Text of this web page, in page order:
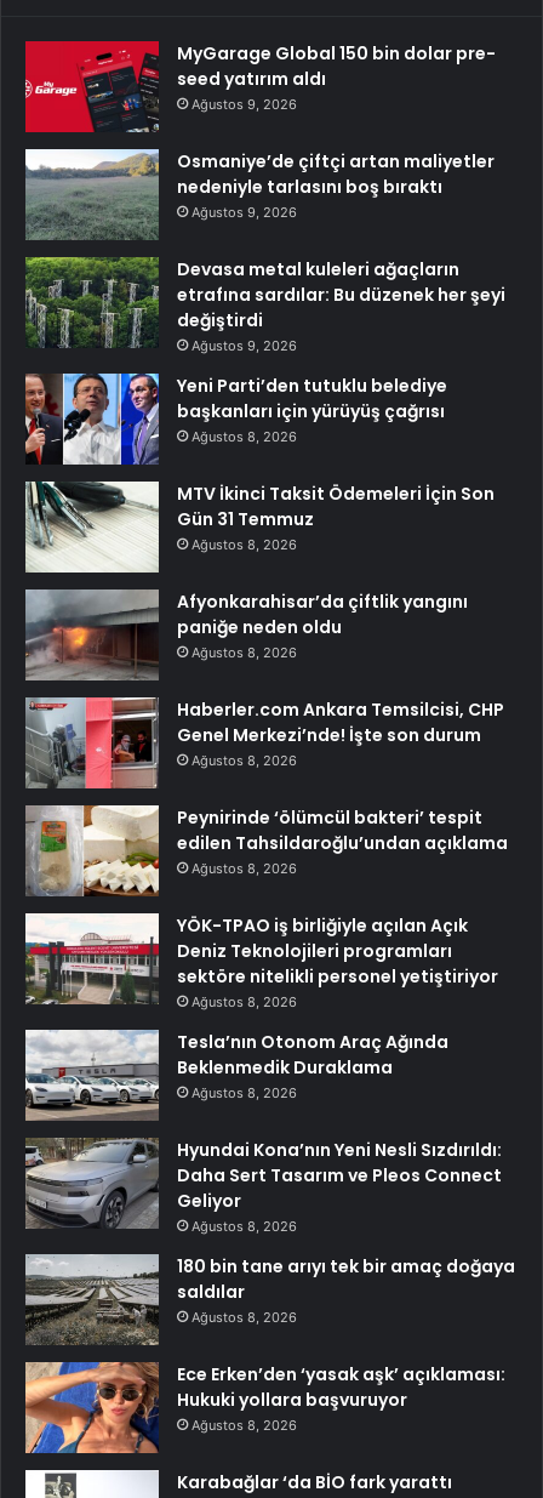
MyGarage Global 150 bin dolar pre-
seed yatırım aldı
Ağustos 9, 2026
Osmaniye’de çiftçi artan maliyetler
nedeniyle tarlasını boş bıraktı
Ağustos 9, 2026
Devasa metal kuleleri ağaçların
etrafına sardılar: Bu düzenek her şeyi
değiştirdi
Ağustos 9, 2026
Yeni Parti’den tutuklu belediye
başkanları için yürüyüş çağrısı
Ağustos 8, 2026
MTV İkinci Taksit Ödemeleri İçin Son
Gün 31 Temmuz
Ağustos 8, 2026
Afyonkarahisar’da çiftlik yangını
paniğe neden oldu
Ağustos 8, 2026
Haberler.com Ankara Temsilcisi, CHP
Genel Merkezi’nde! İşte son durum
Ağustos 8, 2026
Peynirinde ‘ölümcül bakteri’ tespit
edilen Tahsildaroğlu’undan açıklama
Ağustos 8, 2026
YÖK-TPAO iş birliğiyle açılan Açık
Deniz Teknolojileri programları
sektöre nitelikli personel yetiştiriyor
Ağustos 8, 2026
Tesla’nın Otonom Araç Ağında
Beklenmedik Duraklama
Ağustos 8, 2026
Hyundai Kona’nın Yeni Nesli Sızdırıldı:
Daha Sert Tasarım ve Pleos Connect
Geliyor
Ağustos 8, 2026
180 bin tane arıyı tek bir amaç doğaya
saldılar
Ağustos 8, 2026
Ece Erken’den ‘yasak aşk’ açıklaması:
Hukuki yollara başvuruyor
Ağustos 8, 2026
Karabağlar ‘da BİO fark yarattı